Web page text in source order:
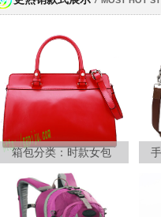
箱包分类：时款女包